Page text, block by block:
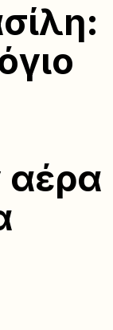
αέρα